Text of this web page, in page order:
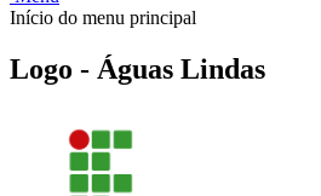
Início do menu principal
Logo - Águas Lindas